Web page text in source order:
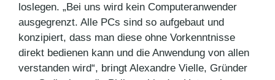
loslegen. „Bei uns wird kein Computeranwender
ausgegrenzt. Alle PCs sind so aufgebaut und
konzipiert, dass man diese ohne Vorkenntnisse
direkt bedienen kann und die Anwendung von allen
verstanden wird“, bringt Alexandre Vielle, Gründer